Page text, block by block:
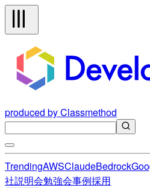
produced by Classmethod
TrendingAWSClaudeBedrock
社説明会勉強会事例採用